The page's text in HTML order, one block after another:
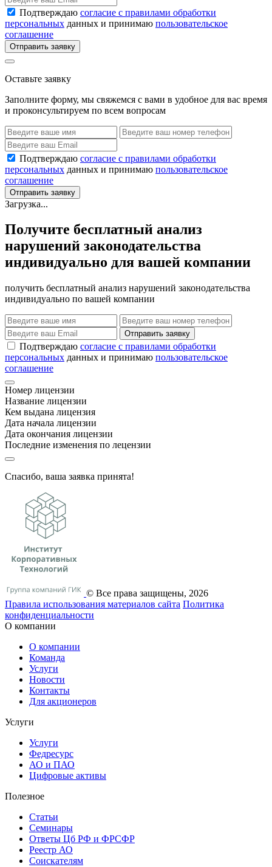
Подтверждаю согласие с правилами обработки
персональных данных и принимаю пользовательское
соглашение
Отправить заявку
Оставьте заявку
Заполните форму, мы свяжемся с вами в удобное для вас время
и проконсультируем по всем вопросам
Подтверждаю согласие с правилами обработки
персональных данных и принимаю пользовательское
соглашение
Отправить заявку
Загрузка...
Получите бесплатный анализ
нарушений законодательства
индивидуально для вашей компании
получить бесплатный анализ нарушений законодательства
индивидуально по вашей компании
Отправить заявку
Подтверждаю согласие с правилами обработки
персональных данных и принимаю пользовательское
соглашение
Номер лицензии
Название лицензии
Кем выдана лицензия
Дата начала лицензии
Дата окончания лицензии
Последние изменения по лецензии
Спасибо, ваша заявка принята!
© Все права защищены, 2026
Правила использования материалов сайта Политика
конфиденциальности
О компании
О компании
Команда
Услуги
Новости
Контакты
Для акционеров
Услуги
Услуги
Федресурс
АО и ПАО
Цифровые активы
Полезное
Статьи
Cеминары
Ответы Цб РФ и ФРСФР
Реестр АО
Соискателям